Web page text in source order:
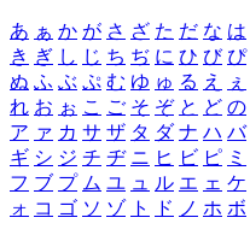
あ ぁ か が さ ざ た だ な は
き ぎ し じ ち ぢ に ひ び ぴ
ぬ ふ ぶ ぷ む ゆ ゅ る え ぇ
れ お ぉ こ ご そ ぞ と ど の
ア ァ カ サ ザ タ ダ ナ ハ バ
ギ シ ジ チ ヂ ニ ヒ ビ ピ ミ
フ ブ プ ム ユ ュ ル エ ェ ケ
ォ コ ゴ ソ ゾ ト ド ノ ホ ボ